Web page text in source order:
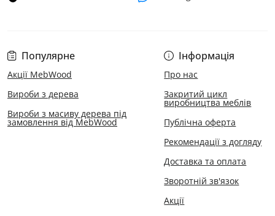
Популярне
Акції MebWood
Вироби з дерева
Вироби з масиву дерева під
замовлення від MebWood
Інформація
Про нас
Закритий цикл
виробництва меблів
Публічна оферта
Рекомендації з догляду
Доставка та оплата
Зворотній зв'язок
Акції